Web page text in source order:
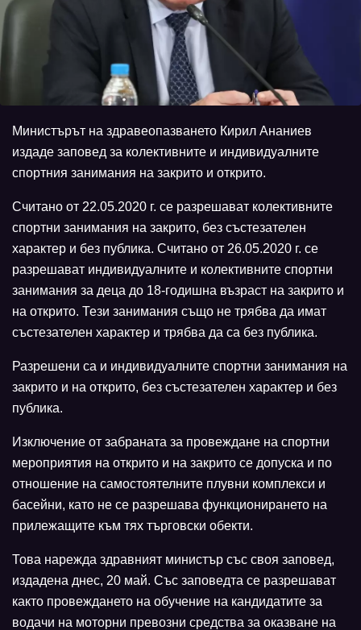
Министърът на здравеопазването Кирил Ананиев
издаде заповед за колективните и индивидуалните
спортния занимания на закрито и открито.
Считано от 22.05.2020 г. се разрешават колективните
спортни занимания на закрито, без състезателен
характер и без публика. Считано от 26.05.2020 г. се
разрешават индивидуалните и колективните спортни
занимания за деца до 18-годишна възраст на закрито и
на открито. Тези занимания също не трябва да имат
състезателен характер и трябва да са без публика.
Разрешени са и индивидуалните спортни занимания на
закрито и на открито, без състезателен характер и без
публика.
Изключение от забраната за провеждане на спортни
мероприятия на открито и на закрито се допуска и по
отношение на самостоятелните плувни комплекси и
басейни, като не се разрешава функционирането на
прилежащите към тях търговски обекти.
Това нарежда здравният министър със своя заповед,
издадена днес, 20 май. Със заповедта се разрешават
както провеждането на обучение на кандидатите за
водачи на моторни превозни средства за оказване на